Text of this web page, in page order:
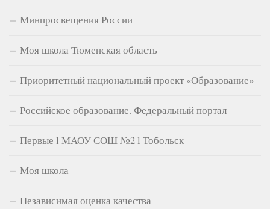
Минпросвещения России
Моя школа Тюменская область
Приоритетный национальный проект «Образование»
Российское образование. Федеральный портал
Первые l МАОУ СОШ №2 l Тобольск
Моя школа
Независимая оценка качества